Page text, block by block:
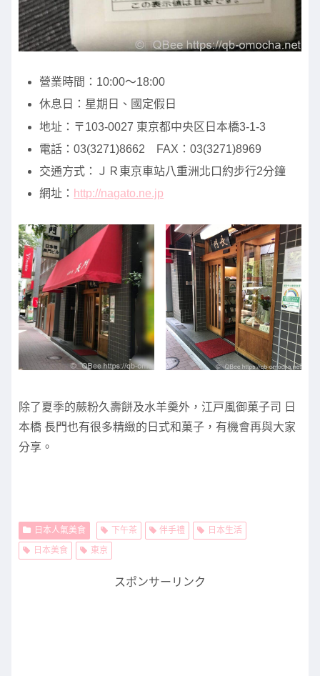
營業時間：10:00～18:00
休息日：星期日、國定假日
地址：〒103-0027 東京都中央区日本橋3-1-3
電話：03(3271)8662 FAX：03(3271)8969
交通方式：ＪＲ東京車站八重洲北口約步行2分鐘
網址： http://nagato.ne.jp
除了夏季的蕨粉久壽餅及水羊羹外，江戸風御菓子司 日
本橋 長門也有很多精緻的日式和菓子，有機會再與大家
分享。
日本人氣美食 下午茶 伴手禮
日本生活
日本美食
東京
スポンサーリンク